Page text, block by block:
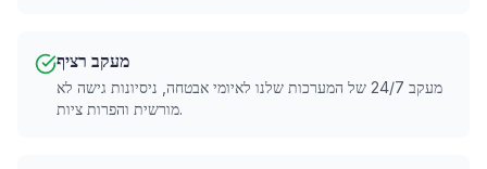
מעקב רציף
מעקב 24/7 של המערכות שלנו לאיומי אבטחה, ניסיונות גישה לא
מורשית והפרות ציות.